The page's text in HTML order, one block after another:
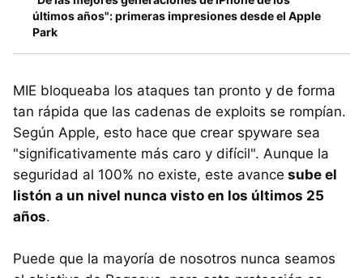
últimos años": primeras impresiones desde el Apple
Park
MIE bloqueaba los ataques tan pronto y de forma
tan rápida que las cadenas de exploits se rompían.
Según Apple, esto hace que crear spyware sea
"significativamente más caro y difícil". Aunque la
seguridad al 100% no existe, este avance sube el
listón a un nivel nunca visto en los últimos 25
años.
Puede que la mayoría de nosotros nunca seamos